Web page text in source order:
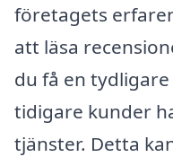
företagets
att läsa
du få en
tidigare kunder
tjänster. Detta